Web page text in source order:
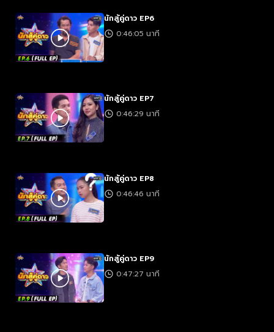
นักสู้คู่ดาว EP6
0:46:05 นาที
นักสู้คู่ดาว EP7
0:46:29 นาที
นักสู้คู่ดาว EP8
0:46:46 นาที
นักสู้คู่ดาว EP9
0:47:27 นาที